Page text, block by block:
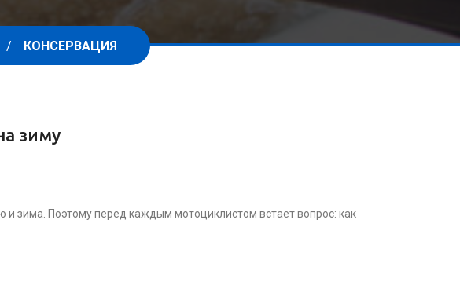
КОНСЕРВАЦИЯ
зиму
и зима. Поэтому перед каждым мотоциклистом встает вопрос: как